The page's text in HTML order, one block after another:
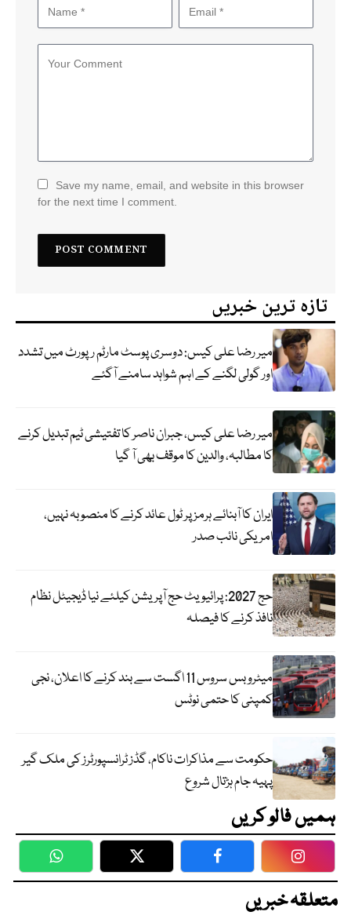
Save my name, email, and website in this browser
for the next time I comment.
تازہ ترین خبریں
میر رضا علی کیس: دوسری پوسٹ مارٹم رپورٹ میں تشدد
اور گولی لگنے کے اہم شواہد سامنے آگئے
میر رضا علی کیس، جبران ناصر کا تفتیشی ٹیم تبدیل کرنے
کا مطالبہ، والدین کا موقف بھی آ گیا
ایران کا آبنائے ہرمز پر ٹول عائد کرنے کا منصوبہ نہیں،
امریکی نائب صدر
حج 2027: پرائیویٹ حج آپریشن کیلئے نیا ڈیجیٹل نظام
نافذ کرنے کا فیصلہ
میٹرو بس سروس 11 اگست سے بند کرنے کا اعلان، نجی
کمپنی کا حتمی نوٹس
حکومت سے مذاکرات ناکام، گڈز ٹرانسپورٹرز کی ملک گیر
پہیہ جام ہڑتال شروع
ہمیں فالو کریں
WhatsApp Twitter Facebook
متعلقہ خبریں